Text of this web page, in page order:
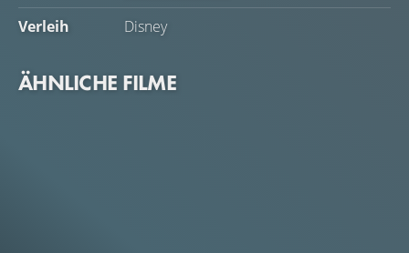
Verleih
Disney
ÄHNLICHE FILME